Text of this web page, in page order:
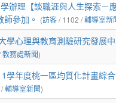
辦理【談職涯與人生探索－
參加。 (訪客/ 1102 /輔導室新
學心理與教育測驗研究發展
教務處新聞)
學年度桃一區均質化計畫綜
/輔導室新聞)